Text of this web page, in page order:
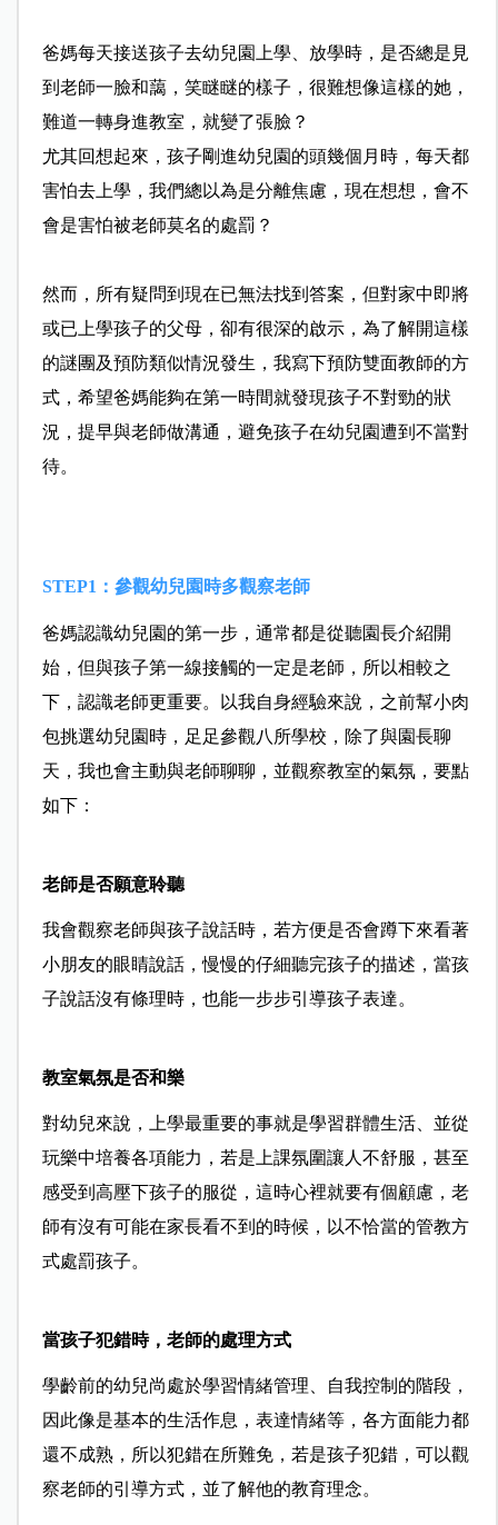
爸媽每天接送孩子去幼兒園上學、放學時，是否總是見
到老師一臉和藹，笑瞇瞇的樣子，很難想像這樣的她，
難道一轉身進教室，就變了張臉？
尤其回想起來，孩子剛進幼兒園的頭幾個月時，每天都
害怕去上學，我們總以為是分離焦慮，現在想想，會不
會是害怕被老師莫名的處罰？
然而，所有疑問到現在已無法找到答案，但對家中即將
或已上學孩子的父母，卻有很深的啟示，為了解開這樣
的謎團及預防類似情況發生，我寫下預防雙面教師的方
式，希望爸媽能夠在第一時間就發現孩子不對勁的狀
況，提早與老師做溝通，避免孩子在幼兒園遭到不當對
待。
STEP1：參觀幼兒園時多觀察老師
爸媽認識幼兒園的第一步，通常都是從聽園長介紹開
始，但與孩子第一線接觸的一定是老師，所以相較之
下，認識老師更重要。以我自身經驗來說，之前幫小肉
包挑選幼兒園時，足足參觀八所學校，除了與園長聊
天，我也會主動與老師聊聊，並觀察教室的氣氛，要點
如下：
老師是否願意聆聽
我會觀察老師與孩子說話時，若方便是否會蹲下來看著
小朋友的眼睛說話，慢慢的仔細聽完孩子的描述，當孩
子說話沒有條理時，也能一步步引導孩子表達。
教室氣氛是否和樂
對幼兒來說，上學最重要的事就是學習群體生活、並從
玩樂中培養各項能力，若是上課氛圍讓人不舒服，甚至
感受到高壓下孩子的服從，這時心裡就要有個顧慮，老
師有沒有可能在家長看不到的時候，以不恰當的管教方
式處罰孩子。
當孩子犯錯時，老師的處理方式
學齡前的幼兒尚處於學習情緒管理、自我控制的階段，
因此像是基本的生活作息，表達情緒等，各方面能力都
還不成熟，所以犯錯在所難免，若是孩子犯錯，可以觀
察老師的引導方式，並了解他的教育理念。